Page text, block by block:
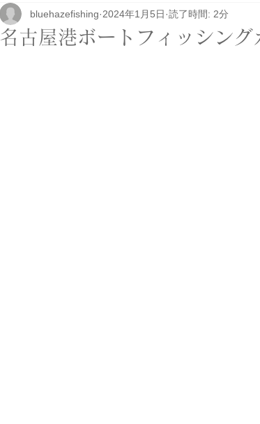
ボートカスタム アパレル関係 その他
名古屋港ボートフィッシン
bluehazefishing 2024年1月5日 読了時間: 2分